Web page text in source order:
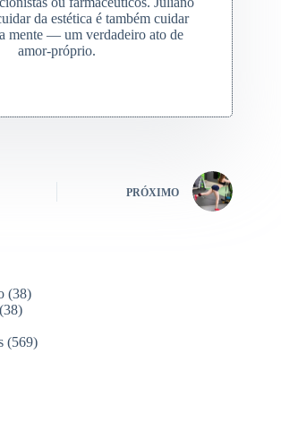
da estética é também cuidar
mente — um verdadeiro ato de
amor-próprio.
PRÓXIMO
(38)
(38)
(569)